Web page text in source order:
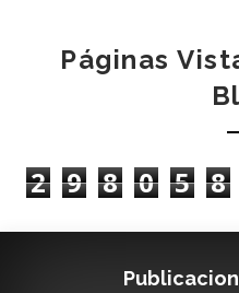
Páginas
2 9 8 0 5 8